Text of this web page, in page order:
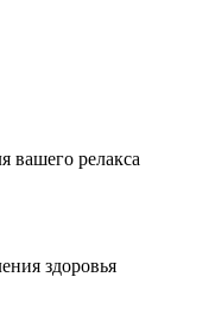
вашего релакса
здоровья